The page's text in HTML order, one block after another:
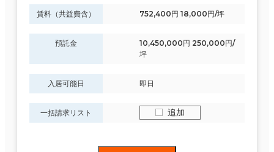
賃料（共益費含） 752,400円 18,000円/坪
預託金
10,450,000円 250,000円/
坪
入居可能日 即日
一括請求リスト 追加